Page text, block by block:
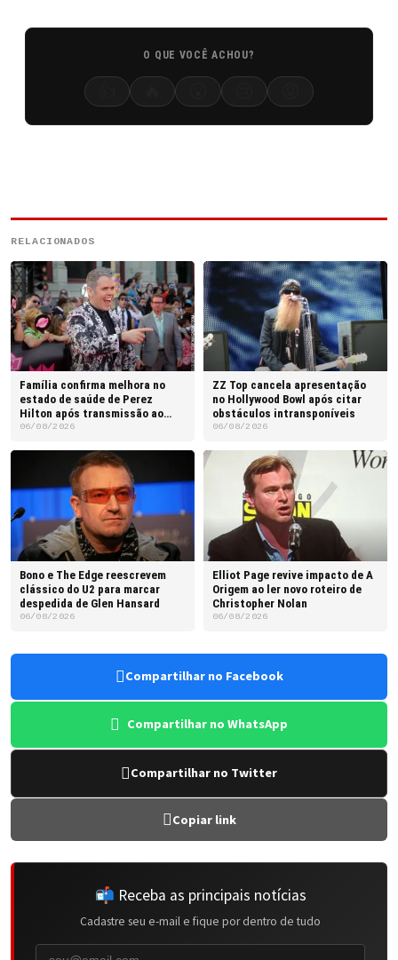
O QUE VOCÊ ACHOU?
RELACIONADOS
Família confirma melhora no
estado de saúde de Perez
Hilton após transmissão ao
vivo
06/08/2026
ZZ Top cancela apresentação
no Hollywood Bowl após citar
obstáculos intransponíveis
06/08/2026
Bono e The Edge reescrevem
clássico do U2 para marcar
despedida de Glen Hansard
06/08/2026
Elliot Page revive impacto de A
Origem ao ler novo roteiro de
Christopher Nolan
06/08/2026
Compartilhar no Facebook
Compartilhar no WhatsApp
Compartilhar no Twitter
Copiar link
📬 Receba as principais notícias
Cadastre seu e-mail e fique por dentro de tudo